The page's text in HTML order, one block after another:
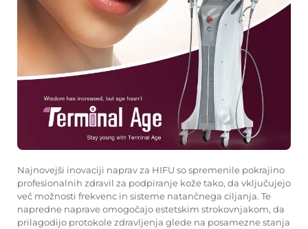
Najnovejši inovaciji naprav za HIFU so spremenile pokrajino
profesionalnih zdravil za podpiranje kože tako, da vključujejo
več možnosti frekvenc in sisteme natančnega ciljanja. Te
napredne naprave omogočajo estetskim strokovnjakom, da
prilagodijo protokole zdravljenja glede na posamezne stanja